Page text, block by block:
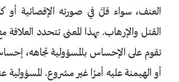
العنف، سواء قلَّ في صورته الإقصائية
القتل والإرهاب. بهذا المعنى تتحدد العلاقة
تقوم على الإحساس بالمسؤولية تجاهه،
أو الهيمنة عليه أمرًا غير مشروع.